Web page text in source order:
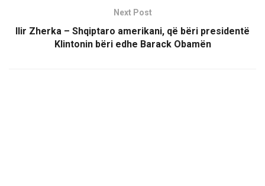
Next Post
Ilir Zherka – Shqiptaro amerikani, që bëri presidentë
Klintonin bëri edhe Barack Obamën